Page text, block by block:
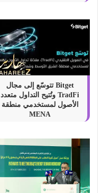
Bitget تتوسّع إلى مجال
TradFi وتُتيح التداول متعدد
الأصول لمستخدمي منطقة
MENA